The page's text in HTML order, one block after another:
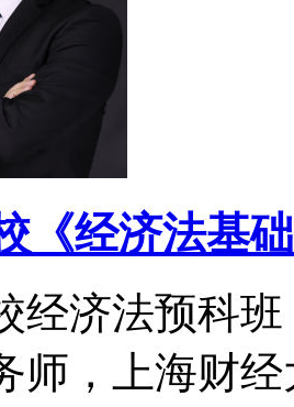
《经济法基
经济法预科
师，上海财